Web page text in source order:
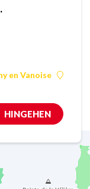
en Vanoise
HINGEHEN